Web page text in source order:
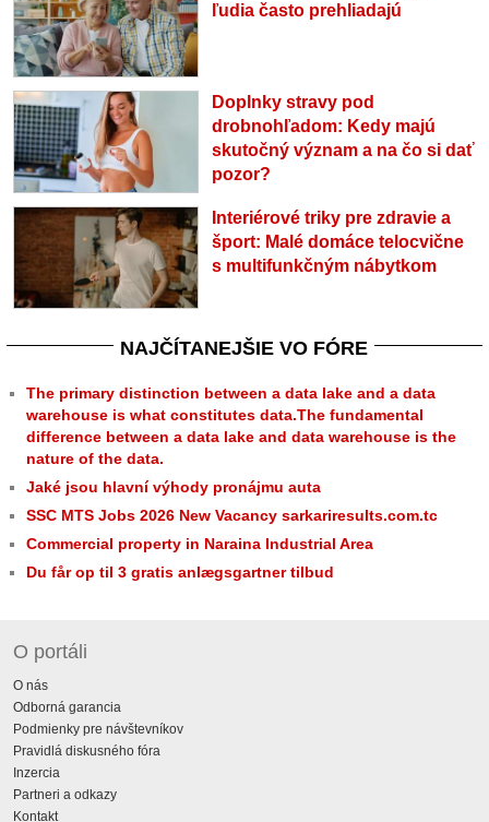
ľudia často prehliadajú
Doplnky stravy pod
drobnohľadom: Kedy majú
skutočný význam a na čo si dať
pozor?
Interiérové triky pre zdravie a
šport: Malé domáce telocvične
s multifunkčným nábytkom
NAJČÍTANEJŠIE VO FÓRE
The primary distinction between a data lake and a data
warehouse is what constitutes data.The fundamental
difference between a data lake and data warehouse is the
nature of the data.
Jaké jsou hlavní výhody pronájmu auta
SSC MTS Jobs 2026 New Vacancy sarkariresults.com.tc
Commercial property in Naraina Industrial Area
Du får op til 3 gratis anlægsgartner tilbud
O portáli
O nás
Odborná garancia
Podmienky pre návštevníkov
Pravidlá diskusného fóra
Inzercia
Partneri a odkazy
Kontakt